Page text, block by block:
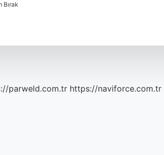
Bırak
parweld.com.tr https://naviforce.com.tr